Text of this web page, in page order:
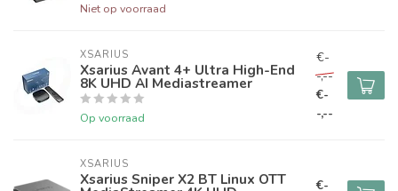
Niet op voorraad
XSARIUS
Xsarius Avant 4+ Ultra High-End
8K UHD AI Mediastreamer
Op voorraad
€-
-,--
€-
-,--
XSARIUS
Xsarius Sniper X2 BT Linux OTT €-